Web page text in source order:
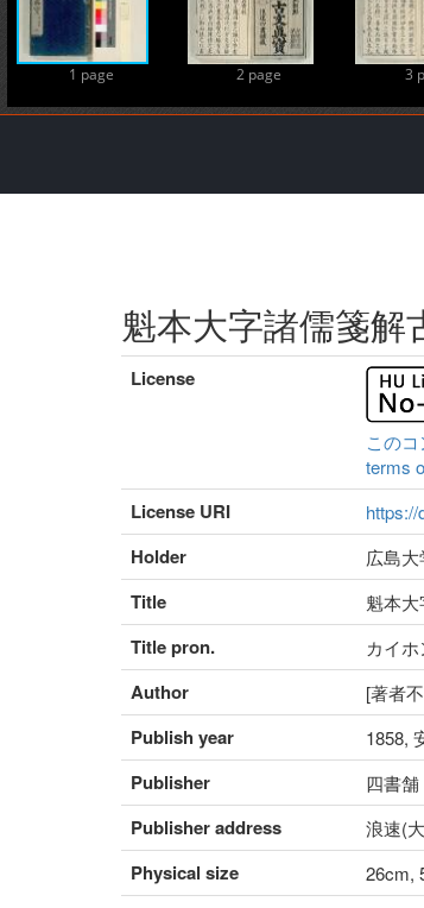
1 page 2 page 3
魁本大字諸儒箋
License
この
terms
License URI https://
Holder 広島大
Title 魁本
Title pron. カイ
Author [著者
Publish year 1858,
Publisher 四書舗
Publisher address 浪速(
Physical size 26cm,